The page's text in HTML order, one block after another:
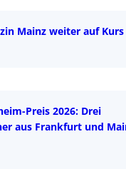
Mainz weiter auf Kurs
Preis 2026: Drei
aus Frankfurt und